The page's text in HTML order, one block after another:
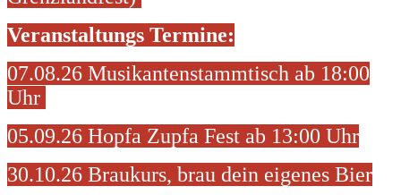
Veranstaltungs Termine:
07.08.26 Musikantenstammtisch ab 18:00
Uhr
05.09.26 Hopfa Zupfa Fest ab 13:00 Uhr
30.10.26 Braukurs, brau dein eigenes Bier